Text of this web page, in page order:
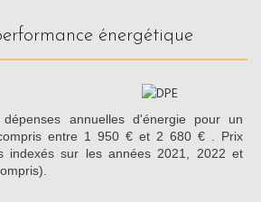
énergétique
annuelles d'énergie pour un
entre 1 950 € et 2 680 € . Prix
indexés sur les années 2021, 2022 et